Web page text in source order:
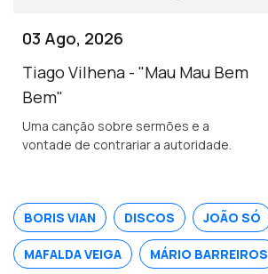
03 Ago, 2026
Tiago Vilhena - "Mau Mau Bem
Bem"
Uma canção sobre sermões e a
vontade de contrariar a autoridade.
BORIS VIAN DISCOS JOÃO SÓ
MAFALDA VEIGA MÁRIO BARREIROS